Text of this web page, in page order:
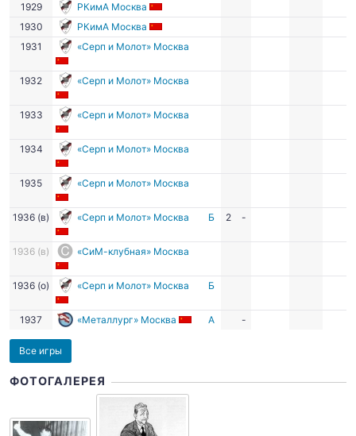
1929
РКимА Москва
1930
РКимА Москва
1931
«Серп и Молот» Москва
1932 «Серп и Молот» Москва
1933 «Серп и Молот» Москва
1934 «Серп и Молот» Москва
1935 «Серп и Молот» Москва
1936 (в) «Серп и Молот» Москва Б 2 -
1936 (в) «СиМ-клубная» Москва
1936 (о) «Серп и Молот» Москва Б
1937 «Металлург» Москва А -
Все игры
ФОТОГАЛЕРЕЯ